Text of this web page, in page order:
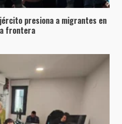
presiona a migrantes en
frontera